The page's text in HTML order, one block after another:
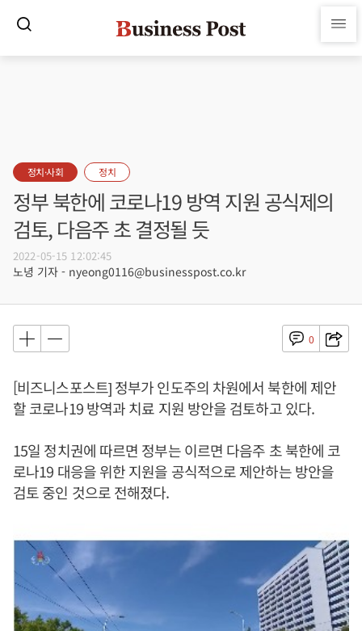
정치·사회 정치
정부 북한에 코로나19 방역 지원 공식제의
검토, 다음주 초 결정될 듯
2022-05-15 12:02:45
노녕 기자 - nyeong0116@businesspost.co.kr
0
[비즈니스포스트] 정부가 인도주의 차원에서 북한에 제안
할 코로나19 방역과 치료 지원 방안을 검토하고 있다.
15일 정치권에 따르면 정부는 이르면 다음주 초 북한에 코
로나19 대응을 위한 지원을 공식적으로 제안하는 방안을
검토 중인 것으로 전해졌다.